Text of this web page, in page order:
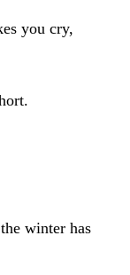
you cry,
winter has